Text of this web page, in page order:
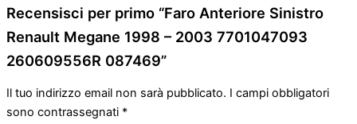
Recensisci per primo “Faro Anteriore Sinistro
Renault Megane 1998 – 2003 7701047093
260609556R 087469”
Il tuo indirizzo email non sarà pubblicato. I campi obbligatori
sono contrassegnati *